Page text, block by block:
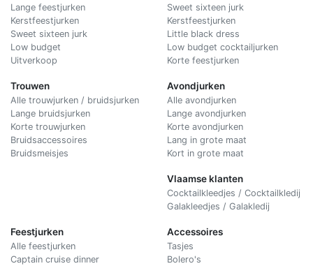
Lange feestjurken
Kerstfeestjurken
Sweet sixteen jurk
Low budget
Uitverkoop
Trouwen
Alle trouwjurken / bruidsjurken
Lange bruidsjurken
Korte trouwjurken
Bruidsaccessoires
Bruidsmeisjes
Sweet sixteen jurk
Kerstfeestjurken
Little black dress
Low budget cocktailjurken
Korte feestjurken
Avondjurken
Alle avondjurken
Lange avondjurken
Korte avondjurken
Lang in grote maat
Kort in grote maat
Vlaamse klanten
Cocktailkleedjes / Cocktailkledij
Galakleedjes / Galakledij
Feestjurken
Alle feestjurken
Captain cruise dinner
Accessoires
Tasjes
Bolero's